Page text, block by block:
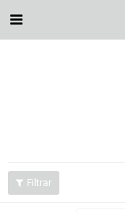
